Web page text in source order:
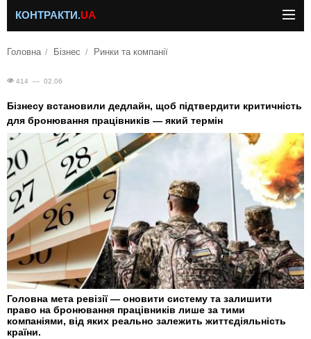
КОНТРАКТИ.UA
Головна Бізнес Ринки та компанії
414 — 02.06
Бізнесу встановили дедлайн, щоб підтвердити критичність
для бронювання працівників — який термін
Головна мета ревізії — оновити систему та залишити
право на бронювання працівників лише за тими
компаніями, від яких реально залежить життєдіяльність
країни.